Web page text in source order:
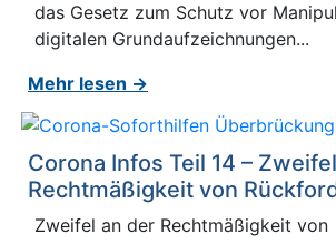
das Gesetz zum Schutz vor
digitalen Grundaufzeichnungen...
Mehr lesen →
Corona Infos Teil 14 –
Rechtmäßigkeit von
Zweifel an der Rechtmäßigkeit von